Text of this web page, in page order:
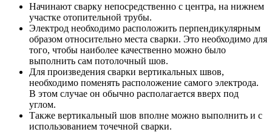
Начинают сварку непосредственно с центра, на нижнем
участке отопительной трубы.
Электрод необходимо расположить перпендикулярным
образом относительно места сварки. Это необходимо для
того, чтобы наиболее качественно можно было
выполнить сам потолочный шов.
Для произведения сварки вертикальных швов,
необходимо поменять расположение самого электрода.
В этом случае он обычно располагается вверх под
углом.
Также вертикальный шов вполне можно выполнить и с
использованием точечной сварки.